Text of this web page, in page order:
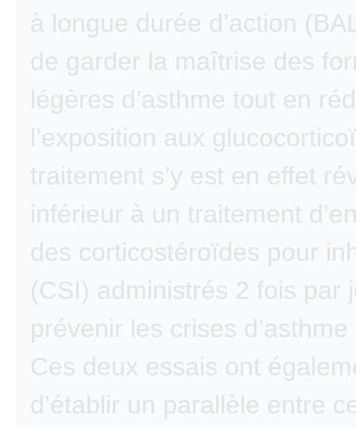
à longue durée d’action
de garder la maîtrise des
légères d’asthme tout en
l’exposition aux
traitement s’y est en effet
inférieur à un traitement
des corticostéroïdes pour
(CSI) administrés 2 fois par
prévenir les crises
Ces deux essais ont
d’établir un parallèle entre